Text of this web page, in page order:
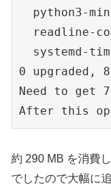
python3-
readline-
systemd-
0 upgraded,
Need to get
After this
約 290 MB を消費
でしたので大幅に